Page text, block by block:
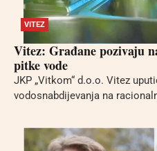
VITEZ
Vitez: Građane pozivaju
pitke vode
JKP „Vitkom“ d.o.o. Vitez
vodosnabdijevanja na